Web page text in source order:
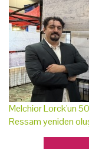
Melchior Lorck'un
Ressam yeniden